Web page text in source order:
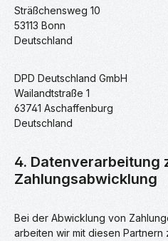
Sträßchensweg 10
53113 Bonn
Deutschland
DPD Deutschland GmbH
Wailandtstraße 1
63741 Aschaffenburg
Deutschland
4. Datenverarbeitung
Zahlungsabwicklung
Bei der Abwicklung von
arbeiten wir mit diesen Partnern